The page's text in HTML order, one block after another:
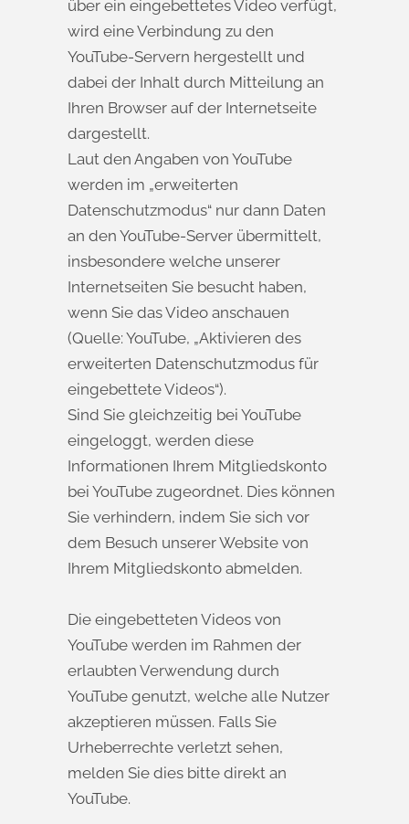
über ein eingebettetes Video verfügt,
wird eine Verbindung zu den
YouTube-Servern hergestellt und
dabei der Inhalt durch Mitteilung an
Ihren Browser auf der Internetseite
dargestellt.
Laut den Angaben von YouTube
werden im „erweiterten
Datenschutzmodus“ nur dann Daten
an den YouTube-Server übermittelt,
insbesondere welche unserer
Internetseiten Sie besucht haben,
wenn Sie das Video anschauen
(Quelle: YouTube, „Aktivieren des
erweiterten Datenschutzmodus für
eingebettete Videos“).
Sind Sie gleichzeitig bei YouTube
eingeloggt, werden diese
Informationen Ihrem Mitgliedskonto
bei YouTube zugeordnet. Dies können
Sie verhindern, indem Sie sich vor
dem Besuch unserer Website von
Ihrem Mitgliedskonto abmelden.
Die eingebetteten Videos von
YouTube werden im Rahmen der
erlaubten Verwendung durch
YouTube genutzt, welche alle Nutzer
akzeptieren müssen. Falls Sie
Urheberrechte verletzt sehen,
melden Sie dies bitte direkt an
YouTube.